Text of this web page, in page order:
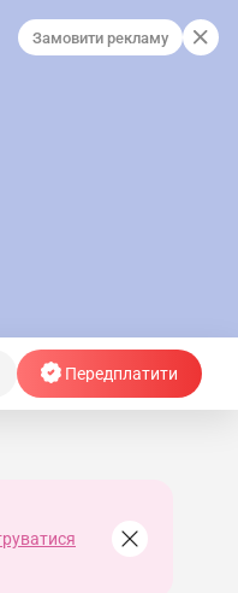
Замовити рекламу
Передплатити